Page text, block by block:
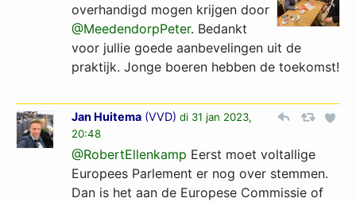
overhandigd mogen krijgen door
@MeedendorpPeter. Bedankt
voor jullie goede aanbevelingen uit de
praktijk. Jonge boeren hebben de toekomst!
Jan Huitema (VVD) di 31 jan 2023,
20:48
@RobertEllenkamp Eerst moet voltallige
Europees Parlement er nog over stemmen.
Dan is het aan de Europese Commissie of